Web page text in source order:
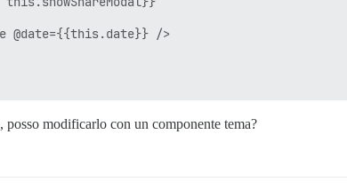
@date={{this.date}} />
posso modificarlo con un componente tema?